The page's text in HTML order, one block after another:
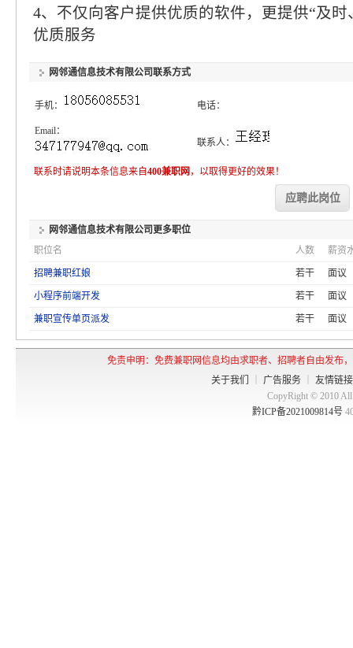
4、不仅向客户提供优质的软件，更提供“及
优质服务
网邻通信息技术有限公司联系方式
手机： 电话：
Email：
联系人：
联系时请说明本条信息来自400兼职网 ，以取得更好的效果！
应聘此岗位
网邻通信息技术有限公司更多职位
职位名
人数 薪资
招聘兼职红娘 若干 面议
小程序前端开发 若干 面议
兼职宣传单页派发 若干 面议
免责申明：免费兼职网信息均由求职者、招聘者自由发布
关于我们
广告服务
友情链接
CopyRight © 2010
黔ICP备2021009814号